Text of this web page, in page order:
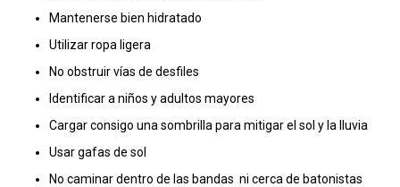
Mantenerse bien hidratado
Utilizar ropa ligera
No obstruir vías de desfiles
Identificar a niños y adultos mayores
Cargar consigo una sombrilla para mitigar el sol y la lluvia
Usar gafas de sol
No caminar dentro de las bandas ni cerca de batonistas